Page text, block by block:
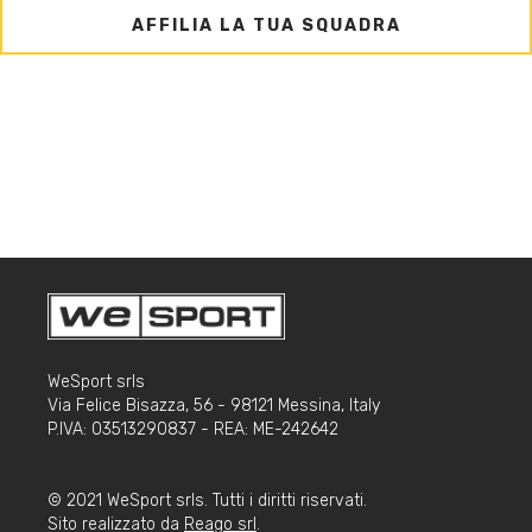
AFFILIA LA TUA SQUADRA
WeSport srls
Via Felice Bisazza, 56 - 98121 Messina, Italy
P.IVA: 03513290837 - REA: ME-242642
© 2021 WeSport srls. Tutti i diritti riservati.
Sito realizzato da Reago srl .